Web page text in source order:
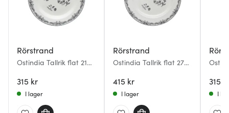
Rörstrand
Ostindia Tallrik flat 21
315 kr
I lager
Rörstrand
Ostindia Tallrik flat 27
415 kr
I lager
Ostindia
315
I